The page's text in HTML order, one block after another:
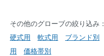
その他のグローブの絞り込み：
硬式用
軟式用 ブランド別
用
価格帯別